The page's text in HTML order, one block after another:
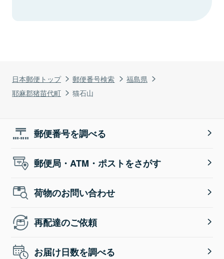
日本郵便トップ 郵便番号検索
福島県
耶麻郡猪苗代町
猫石山
郵便番号を調べる
郵便局・ATM・ポストをさがす
荷物のお問い合わせ
再配達のご依頼
お届け日数を調べる